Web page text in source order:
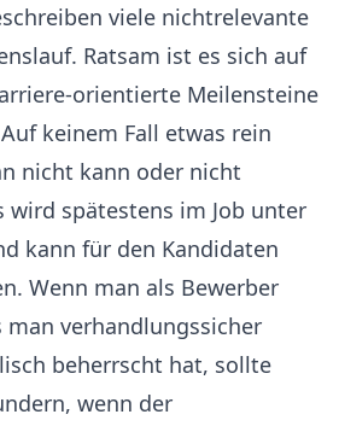
viele nichtrelevante
Ratsam ist es sich auf
orientierte Meilensteine
keinem Fall etwas rein
nicht kann oder nicht
wird spätestens im Job unter
kann für den Kandidaten
Wenn man als Bewerber
man verhandlungssicher
beherrscht hat, sollte
wenn der